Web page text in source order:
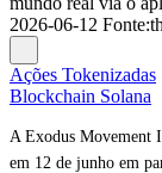
2026-06-12 Fonte:
Ações Tokenizadas
Blockchain Solana
A Exodus Movement
em 12 de junho em